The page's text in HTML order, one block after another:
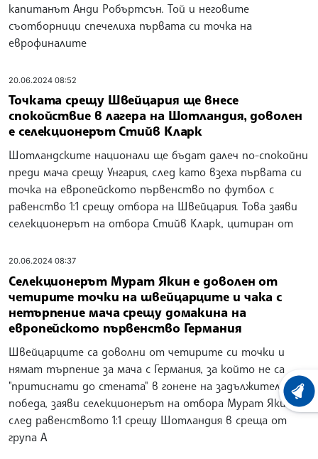
капитанът Анди Робъртсън. Той и неговите
съотборници спечелиха първата си точка на
еврофиналите
20.06.2024 08:52
Точката срещу Швейцария ще внесе
спокойствие в лагера на Шотландия, доволен
е селекционерът Стийв Кларк
Шотландските национали ще бъдат далеч по-спокойни
преди мача срещу Унгария, след като взеха първата си
точка на европейското първенство по футбол с
равенство 1:1 срещу отбора на Швейцария. Това заяви
селекционерът на отбора Стийв Кларк, цитиран от
20.06.2024 08:37
Селекционерът Мурат Якин е доволен от
четирите точки на швейцарците и чака с
нетърпение мача срещу домакина на
европейското първенство Германия
Швейцарците са доволни от четирите си точки и
нямат търпение за мача с Германия, за който не са
"притиснати до стената" в гонене на задължителна
победа, заяви селекционерът на отбора Мурат Якин
след равенството 1:1 срещу Шотландия в среща от
група А